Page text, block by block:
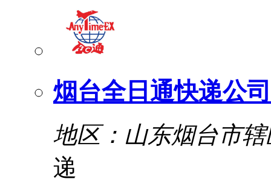
烟台全日通快递公司
地区：山东烟台市辖
递